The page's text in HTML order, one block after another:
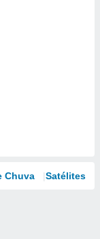
Chuva Satélites